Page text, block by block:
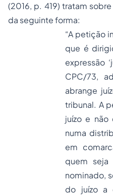
(2016, p. 419) tratam
da seguinte forma:
“A petição
que é
expressão
CPC/73,
abrange
tribunal. A
juízo e não
numa
em
quem seja
nominado,
do juízo a